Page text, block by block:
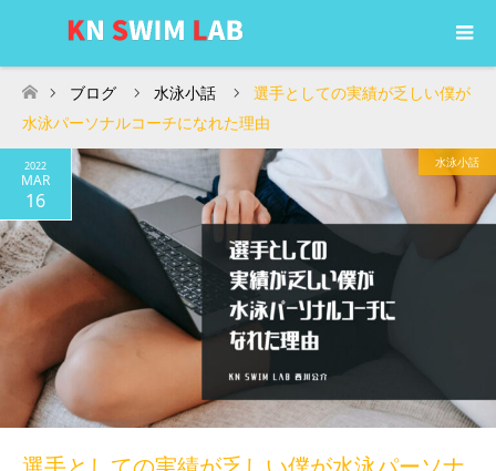
ホーム
ブログ 水泳小話
選手としての実績が乏しい僕が
水泳パーソナルコーチになれた理由
2022
MAR
16
水泳小話